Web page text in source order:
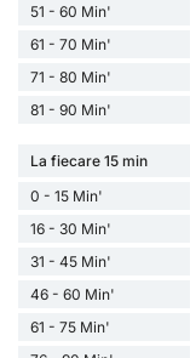
51 - 60 Min'
61 - 70 Min'
71 - 80 Min'
81 - 90 Min'
La fiecare 15 min
0 - 15 Min'
16 - 30 Min'
31 - 45 Min'
46 - 60 Min'
61 - 75 Min'